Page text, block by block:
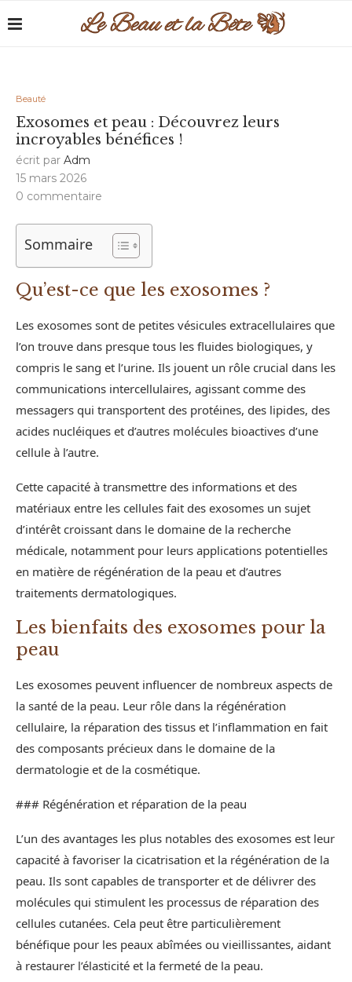
Beauté
Exosomes et peau : Découvrez leurs
incroyables bénéfices !
écrit par Adm
15 mars 2026
0 commentaire
Sommaire
Qu’est-ce que les exosomes ?
Les exosomes sont de petites vésicules extracellulaires que
l’on trouve dans presque tous les fluides biologiques, y
compris le sang et l’urine. Ils jouent un rôle crucial dans les
communications intercellulaires, agissant comme des
messagers qui transportent des protéines, des lipides, des
acides nucléiques et d’autres molécules bioactives d’une
cellule à l’autre.
Cette capacité à transmettre des informations et des
matériaux entre les cellules fait des exosomes un sujet
d’intérêt croissant dans le domaine de la recherche
médicale, notamment pour leurs applications potentielles
en matière de régénération de la peau et d’autres
traitements dermatologiques.
Les bienfaits des exosomes pour la
peau
Les exosomes peuvent influencer de nombreux aspects de
la santé de la peau. Leur rôle dans la régénération
cellulaire, la réparation des tissus et l’inflammation en fait
des composants précieux dans le domaine de la
dermatologie et de la cosmétique.
### Régénération et réparation de la peau
L’un des avantages les plus notables des exosomes est leur
capacité à favoriser la cicatrisation et la régénération de la
peau. Ils sont capables de transporter et de délivrer des
molécules qui stimulent les processus de réparation des
cellules cutanées. Cela peut être particulièrement
bénéfique pour les peaux abîmées ou vieillissantes, aidant
à restaurer l’élasticité et la fermeté de la peau.